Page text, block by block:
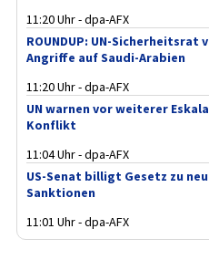
11:20 Uhr - dpa-AFX
ROUNDUP: UN-
Angriffe auf Saudi-Arabien
11:20 Uhr - dpa-AFX
UN warnen vor weiterer
Konflikt
11:04 Uhr - dpa-AFX
US-Senat billigt Gesetz zu
Sanktionen
11:01 Uhr - dpa-AFX